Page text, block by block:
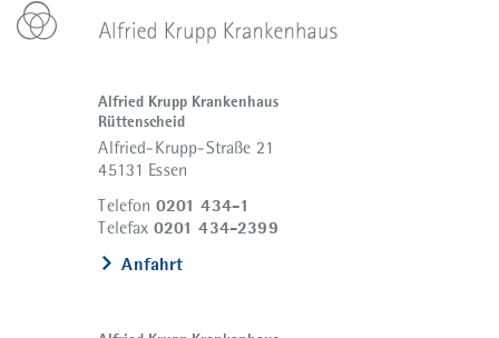
Alfried Krupp Krankenhaus
Rüttenscheid
Alfried-Krupp-Straße 21
45131 Essen
Telefon 0201 434-1
Telefax 0201 434-2399
Anfahrt